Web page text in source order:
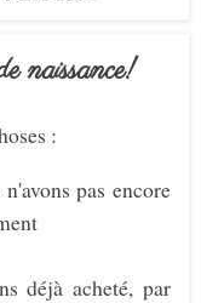
naissance!
:
pas encore
déjà acheté, par